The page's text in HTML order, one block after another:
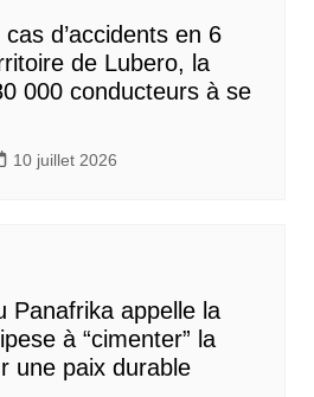
d’accidents en 6
de Lubero, la
000 conducteurs à se
10 juillet 2026
Panafrika appelle la
à “cimenter” la
une paix durable